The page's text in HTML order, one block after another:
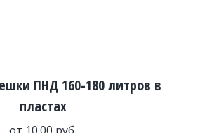
ПНД 160-180 литров в
пластах